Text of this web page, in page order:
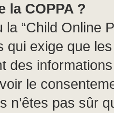
la COPPA ?
la “Child Online
qui exige que
des
le
n’êtes pas sûr